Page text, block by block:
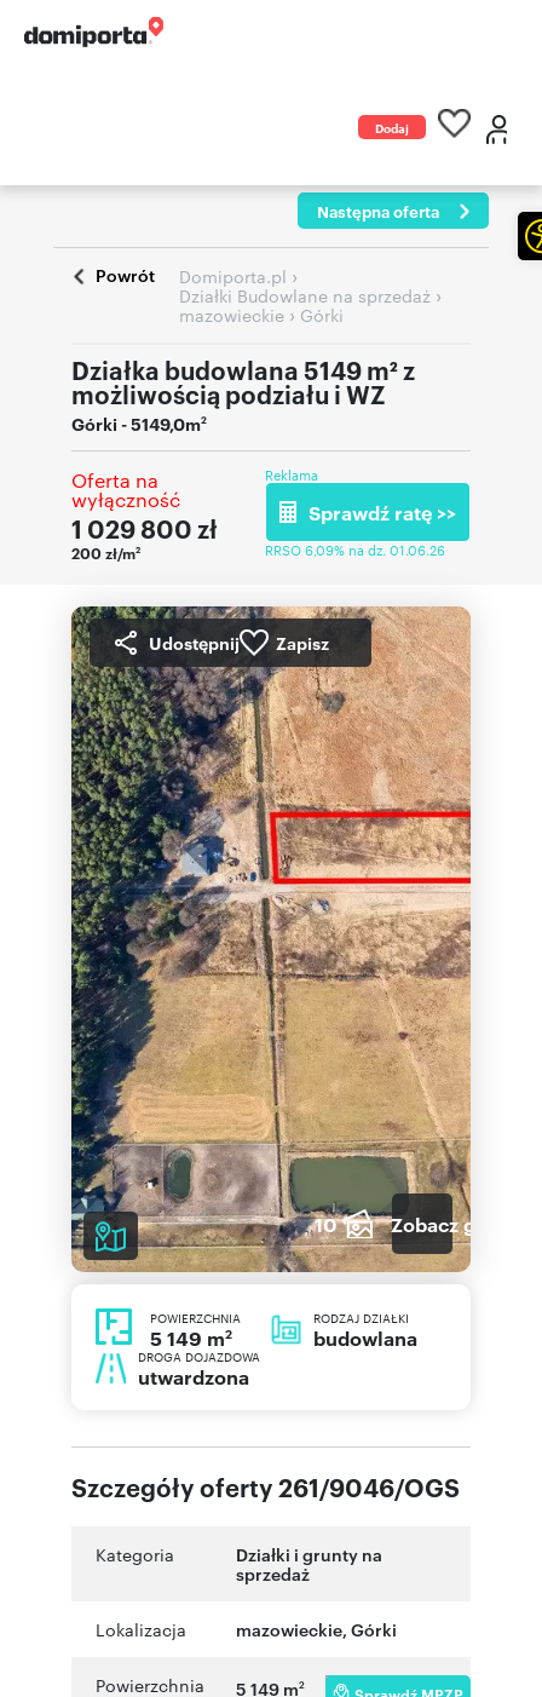
Dodaj
Następna oferta
Powrót Domiporta.pl ›
Działki Budowlane na sprzedaż ›
mazowieckie › Górki
Działka budowlana 5149 m² z
możliwością podziału i WZ
Górki - 5149,0m2
Oferta na
wyłączność
1 029 800 zł
200 zł/m2
Reklama
Sprawdź ratę >>
RRSO 6,09% na dz. 01.06.26
Udostępnij Zapisz
10 Zobacz galerię
POWIERZCHNIA
5 149 m2
RODZAJ DZIAŁKI
budowlana
DROGA DOJAZDOWA
utwardzona
Szczegóły oferty 261/9046/OGS
Kategoria
Działki i grunty na
sprzedaż
Lokalizacja mazowieckie, Górki
Powierzchnia
5 149 m2